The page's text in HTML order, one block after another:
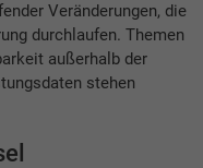
Veränderungen, die
durchlaufen. Themen
außerhalb der
stehen